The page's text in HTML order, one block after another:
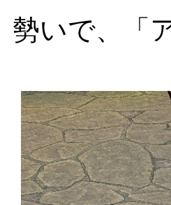
勢いで、「